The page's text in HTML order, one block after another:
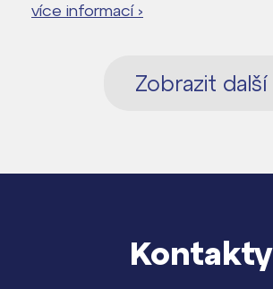
více informací ›
Zobrazit další
Kontakty